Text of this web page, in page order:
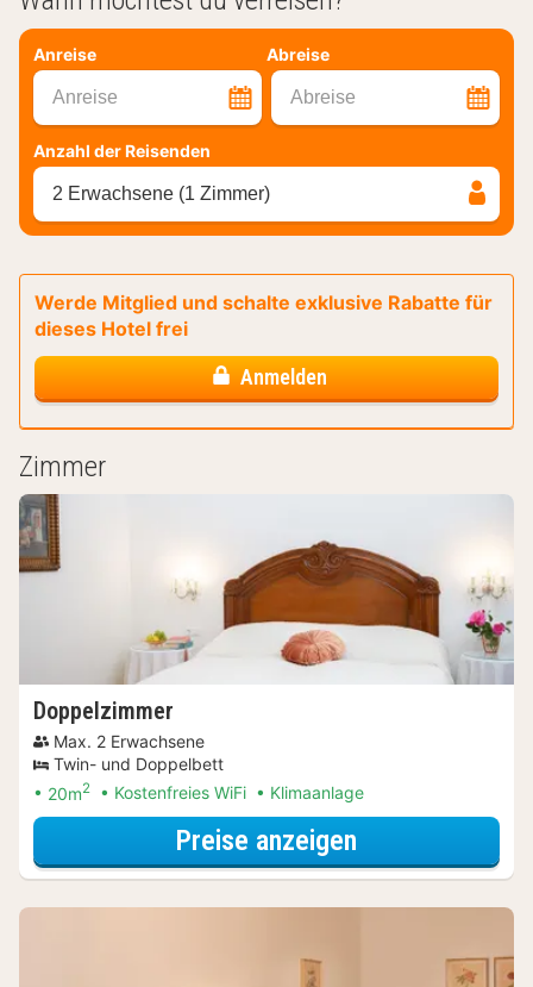
Anreise Abreise
Anreise Abreise
Anzahl der Reisenden
2 Erwachsene (1 Zimmer)
Werde Mitglied und schalte exklusive Rabatte für
dieses Hotel frei
Anmelden
Zimmer
Doppelzimmer
Max. 2 Erwachsene
Twin- und Doppelbett
20m2 Kostenfreies WiFi Klimaanlage
Preise anzeigen